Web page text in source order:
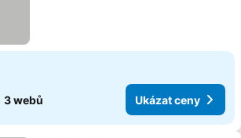
3 webů Ukázat ceny